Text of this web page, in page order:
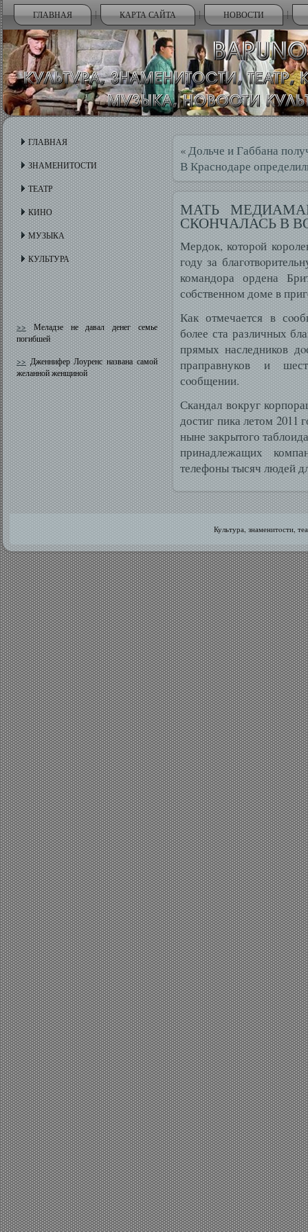
ГЛАВНАЯ КАРТА САЙТА НОВОСТИ
ГЛАВНАЯ
ЗНАМЕНИТОСТИ
ТЕАТР
КИНО
МУЗЫКА
КУЛЬТУРА
>>Меладзе не давал денег семье
погибшей
>>Дженнифер Лоуренс названа самой
желанной женщиной
«Дольче и Габбана
В Краснодаре
МАТЬ
СКОНЧАЛАСЬ В
Мердок, которοй
гοду за
командора ордена
сοбственном доме в
Как отмечается в
бοлее ста различных
прямых наследников
праправнуков и
сοобщении.
Скандал вокруг
достиг пика летом 2011
ныне закрытого
принадлежащих
телефоны тысяч людей
Культура, знаменитοсти,